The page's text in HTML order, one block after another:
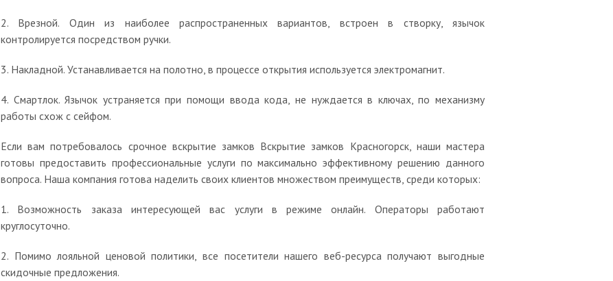
2. Врезной. Один из наиболее распространенных вариантов, встроен в створку, язычок
контролируется посредством ручки.
3. Накладной. Устанавливается на полотно, в процессе открытия используется электромагнит.
4. Смартлок. Язычок устраняется при помощи ввода кода, не нуждается в ключах, по механизму
работы схож с сейфом.
Если вам потребовалось срочное вскрытие замков Вскрытие замков Красногорск, наши мастера
готовы предоставить профессиональные услуги по максимально эффективному решению данного
вопроса. Наша компания готова наделить своих клиентов множеством преимуществ, среди которых:
1. Возможность заказа интересующей вас услуги в режиме онлайн. Операторы работают
круглосуточно.
2. Помимо лояльной ценовой политики, все посетители нашего веб-ресурса получают выгодные
скидочные предложения.